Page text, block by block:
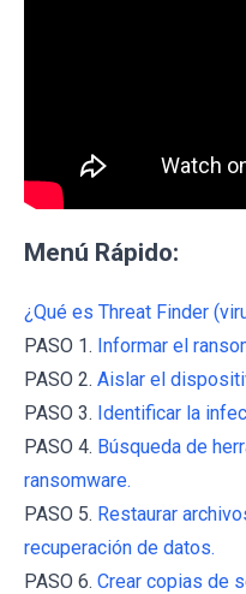
Menú Rápido:
¿Qué es Threat Finder
PASO 1. Informar el
PASO 2. Aislar el
PASO 3. Identificar la
PASO 4. Búsqueda de
ransomware.
PASO 5. Restaurar
recuperación de datos.
PASO 6. Crear copias de